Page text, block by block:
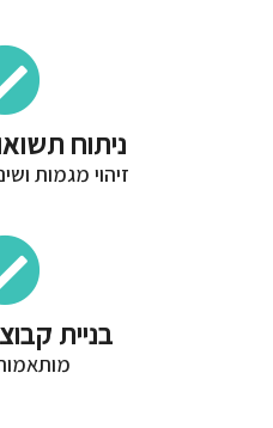
ניתוח
זיהוי מגמות
בניית